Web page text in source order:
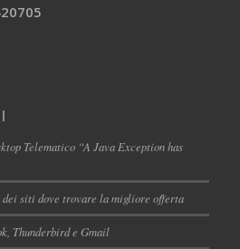
Telematico “A Java Exception has
siti dove trovare la migliore offerta
Thunderbird e Gmail